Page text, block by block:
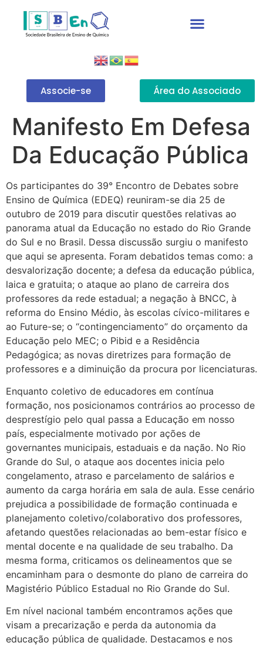
Associe-se Área do Associado
Manifesto Em Defesa
Da Educação Pública
Os participantes do 39° Encontro de Debates sobre
Ensino de Química (EDEQ) reuniram-se dia 25 de
outubro de 2019 para discutir questões relativas ao
panorama atual da Educação no estado do Rio Grande
do Sul e no Brasil. Dessa discussão surgiu o manifesto
que aqui se apresenta. Foram debatidos temas como: a
desvalorização docente; a defesa da educação pública,
laica e gratuita; o ataque ao plano de carreira dos
professores da rede estadual; a negação à BNCC, à
reforma do Ensino Médio, às escolas cívico-militares e
ao Future-se; o “contingenciamento” do orçamento da
Educação pelo MEC; o Pibid e a Residência
Pedagógica; as novas diretrizes para formação de
professores e a diminuição da procura por licenciaturas.
Enquanto coletivo de educadores em contínua
formação, nos posicionamos contrários ao processo de
desprestígio pelo qual passa a Educação em nosso
país, especialmente motivado por ações de
governantes municipais, estaduais e da nação. No Rio
Grande do Sul, o ataque aos docentes inicia pelo
congelamento, atraso e parcelamento de salários e
aumento da carga horária em sala de aula. Esse cenário
prejudica a possibilidade de formação continuada e
planejamento coletivo/colaborativo dos professores,
afetando questões relacionadas ao bem-estar físico e
mental docente e na qualidade de seu trabalho. Da
mesma forma, criticamos os delineamentos que se
encaminham para o desmonte do plano de carreira do
Magistério Público Estadual no Rio Grande do Sul.
Em nível nacional também encontramos ações que
visam a precarização e perda da autonomia da
educação pública de qualidade. Destacamos e nos